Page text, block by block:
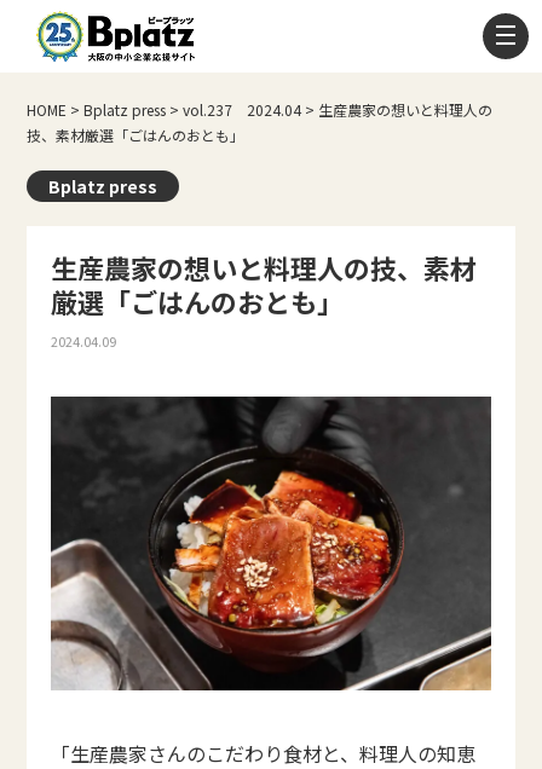
HOME >Bplatz press >vol.237 2024.04> 生産農家の想いと料理人の
技、素材厳選「ごはんのおとも」
Bplatz press
生産農家の想いと料理人の技、素材
厳選「ごはんのおとも」
2024.04.09
「生産農家さんのこだわり食材と、料理人の知恵